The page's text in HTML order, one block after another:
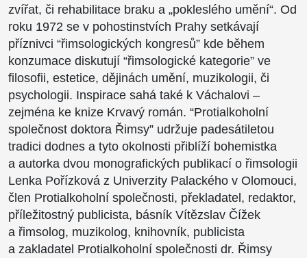
zvířat, či rehabilitace braku a „pokleslého umění“. Od
roku 1972 se v pohostinstvích Prahy setkávají
příznivci “řimsologických kongresů” kde během
konzumace diskutují “řimsologické kategorie” ve
filosofii, estetice, dějinách umění, muzikologii, či
psychologii. Inspirace sahá také k Váchalovi –
zejména ke knize Krvavý román. “Protialkoholní
společnost doktora Řimsy” udržuje padesátiletou
tradici dodnes a tyto okolnosti přiblíží bohemistka
a autorka dvou monografických publikací o řimsologii
Lenka Pořízková z Univerzity Palackého v Olomouci,
člen Protialkoholní společnosti, překladatel, redaktor,
příležitostný publicista, básník Vítězslav Čížek
a řimsolog, muzikolog, knihovník, publicista
a zakladatel Protialkoholní společnosti dr. Řimsy